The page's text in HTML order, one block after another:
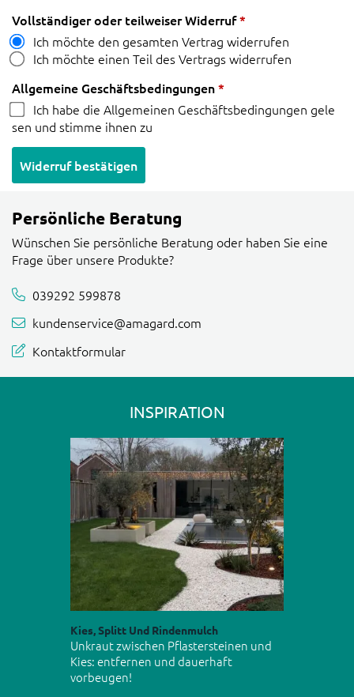
Vollständiger oder teilweiser Widerruf*
Ich möchte den gesamten Vertrag widerrufen
Ich möchte einen Teil des Vertrags widerrufen
Allgemeine Geschäftsbedingungen*
Ich habe die Allgemeinen Geschäftsbedingungen gele
sen und stimme ihnen zu
Widerruf bestätigen
Persönliche Beratung
Wünschen Sie persönliche Beratung oder haben Sie eine
Frage über unsere Produkte?
039292 599878
kundenservice@amagard.com
Kontaktformular
INSPIRATION
Kies, Splitt Und Rindenmulch
Unkraut zwischen Pflastersteinen und
Kies: entfernen und dauerhaft
vorbeugen!